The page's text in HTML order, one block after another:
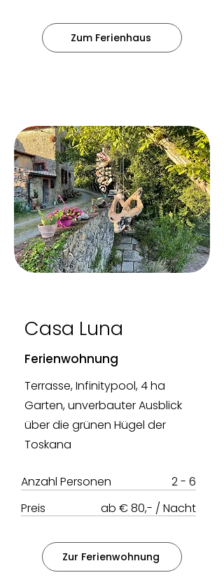
Zum Ferienhaus
Casa Luna
Ferienwohnung
Terrasse, Infinitypool, 4 ha
Garten, unverbauter Ausblick
über die grünen Hügel der
Toskana
2 - 6
ab € 80,- / Nacht
Anzahl Personen
Preis
Zur Ferienwohnung